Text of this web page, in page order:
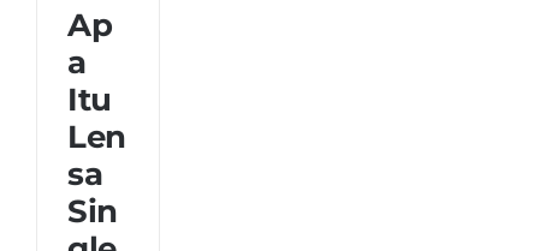
Apa Itu
Lensa
Single
Vision?
Ap
a
Itu
Len
sa
Sin